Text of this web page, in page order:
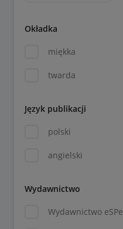
Okładka
miękka
twarda
Język publikacji
polski
angielski
Wydawnictwo
Wydawnictwo eSPe